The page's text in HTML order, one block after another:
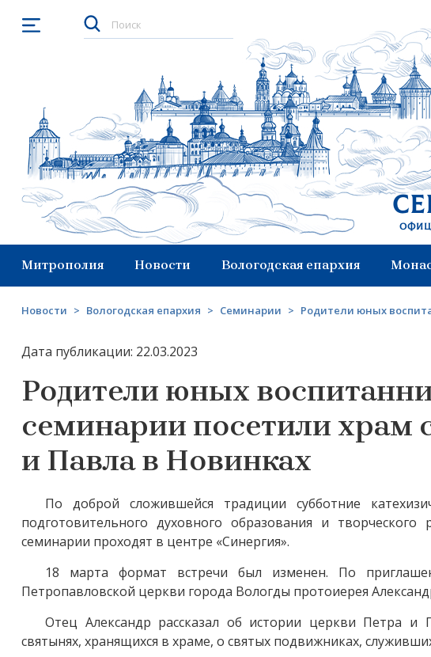
Открыть меню
Митрополия Новости Вологодская епархия
Новости > Вологодская епархия > Семинарии > Родители юных
Дата публикации: 22.03.2023
Родители юных
семинарии посетили храм
и Павла в Новинках
По доброй сложившейся традиции субботние
подготовительного духовного образования и
семинарии проходят в центре «Синергия».
18 марта формат встречи был изменен. По
Петропавловской церкви города Вологды протоиерея
Отец Александр рассказал об истории церкви Петра
святынях, хранящихся в храме, о святых подвижниках,